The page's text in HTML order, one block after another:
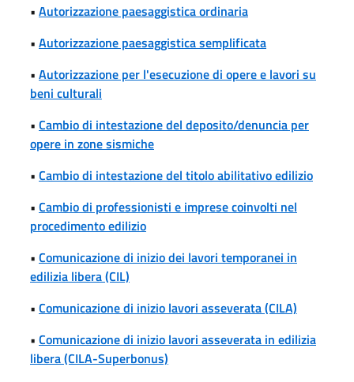
• Autorizzazione paesaggistica ordinaria
• Autorizzazione paesaggistica semplificata
• Autorizzazione per l'esecuzione di opere e lavori su
beni culturali
• Cambio di intestazione del deposito/denuncia per
opere in zone sismiche
• Cambio di intestazione del titolo abilitativo edilizio
• Cambio di professionisti e imprese coinvolti nel
procedimento edilizio
• Comunicazione di inizio dei lavori temporanei in
edilizia libera (CIL)
• Comunicazione di inizio lavori asseverata (CILA)
• Comunicazione di inizio lavori asseverata in edilizia
libera (CILA-Superbonus)